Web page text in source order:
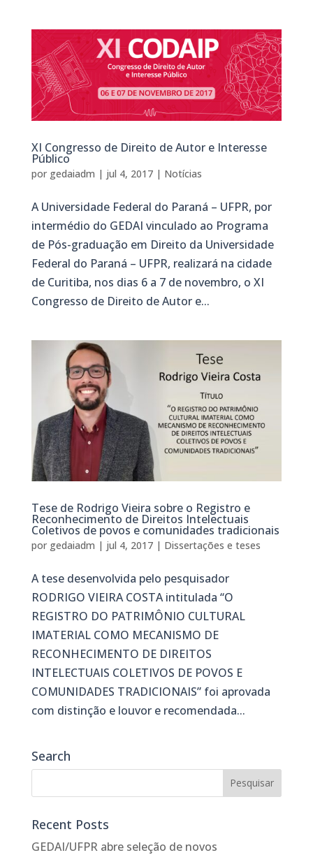
XI Congresso de Direito de Autor e Interesse
Público
por gedaiadm | jul 4, 2017| Notícias
A Universidade Federal do Paraná – UFPR, por
intermédio do GEDAI vinculado ao Programa
de Pós-graduação em Direito da Universidade
Federal do Paraná – UFPR, realizará na cidade
de Curitiba, nos dias 6 a 7 de novembro, o XI
Congresso de Direito de Autor e...
Tese de Rodrigo Vieira sobre o Registro e
Reconhecimento de Direitos Intelectuais
Coletivos de povos e comunidades tradicionais
por gedaiadm | jul 4, 2017| Dissertações e teses
A tese desenvolvida pelo pesquisador
RODRIGO VIEIRA COSTA intitulada “O
REGISTRO DO PATRIMÔNIO CULTURAL
IMATERIAL COMO MECANISMO DE
RECONHECIMENTO DE DIREITOS
INTELECTUAIS COLETIVOS DE POVOS E
COMUNIDADES TRADICIONAIS” foi aprovada
com distinção e louvor e recomendada...
Search
Recent Posts
GEDAI/UFPR abre seleção de novos